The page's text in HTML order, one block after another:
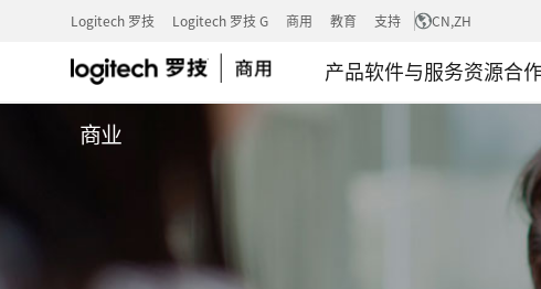
Logitech 罗技 Logitech 罗技 G 商用 教育 支持 CN,ZH
产品软件与服务资源合
商业
罗
思